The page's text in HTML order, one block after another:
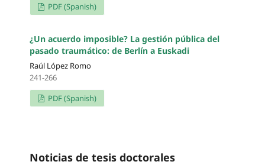
PDF (Spanish)
¿Un acuerdo imposible? La gestión pública del
pasado traumático: de Berlín a Euskadi
Raúl López Romo
241-266
PDF (Spanish)
Noticias de tesis doctorales